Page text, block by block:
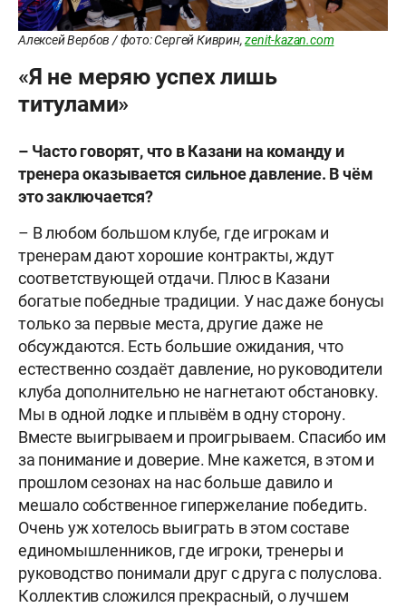
Алексей Вербов / фото: Сергей Киврин,zenit-kazan.com
«Я не меряю успех лишь
титулами»
– Часто говорят, что в Казани на команду и
тренера оказывается сильное давление. В чём
это заключается?
– В любом большом клубе, где игрокам и
тренерам дают хорошие контракты, ждут
соответствующей отдачи. Плюс в Казани
богатые победные традиции. У нас даже бонусы
только за первые места, другие даже не
обсуждаются. Есть большие ожидания, что
естественно создаёт давление, но руководители
клуба дополнительно не нагнетают обстановку.
Мы в одной лодке и плывём в одну сторону.
Вместе выигрываем и проигрываем. Спасибо им
за понимание и доверие. Мне кажется, в этом и
прошлом сезонах на нас больше давило и
мешало собственное гипержелание победить.
Очень уж хотелось выиграть в этом составе
единомышленников, где игроки, тренеры и
руководство понимали друг с друга с полуслова.
Коллектив сложился прекрасный, о лучшем